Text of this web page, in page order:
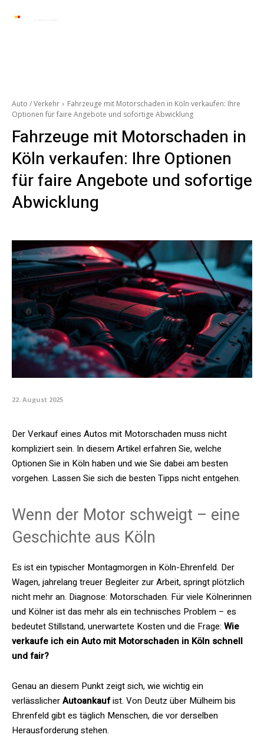
Auto / Verkehr
Fahrzeuge mit Motorschaden in Köln verkaufen: Ihre
Optionen für faire Angebote und sofortige Abwicklung
Fahrzeuge mit Motorschaden in
Köln verkaufen: Ihre Optionen
für faire Angebote und sofortige
Abwicklung
22. August 2025
Der Verkauf eines Autos mit Motorschaden muss nicht
kompliziert sein. In diesem Artikel erfahren Sie, welche
Optionen Sie in Köln haben und wie Sie dabei am besten
vorgehen. Lassen Sie sich die besten Tipps nicht entgehen.
Wenn der Motor schweigt – eine
Geschichte aus Köln
Es ist ein typischer Montagmorgen in Köln-Ehrenfeld. Der
Wagen, jahrelang treuer Begleiter zur Arbeit, springt plötzlich
nicht mehr an. Diagnose: Motorschaden. Für viele Kölnerinnen
und Kölner ist das mehr als ein technisches Problem – es
bedeutet Stillstand, unerwartete Kosten und die Frage: Wie
verkaufe ich ein Auto mit Motorschaden in Köln schnell
und fair?
Genau an diesem Punkt zeigt sich, wie wichtig ein
verlässlicherAutoankaufist. Von Deutz über Mülheim bis
Ehrenfeld gibt es täglich Menschen, die vor derselben
Herausforderung stehen.